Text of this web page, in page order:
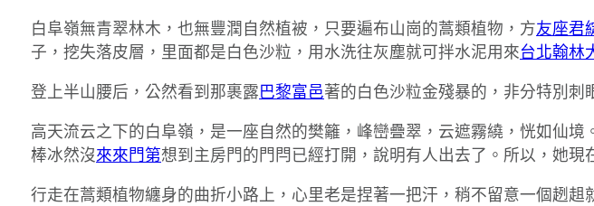
白阜嶺無青翠林木，也無豐潤自然植被，只要遍布山崗的蒿類植物，方友座君
子，挖失落皮層，里面都是白色沙粒，用水洗往灰塵就可拌水泥用來台北翰林
登上半山腰后，公然看到那裹露巴黎富邑著的白色沙粒金殘暴的，非分特別刺
高天流云之下的白阜嶺，是一座自然的樊籬，峰巒疊翠，云遮霧繞，恍如仙
棒冰然沒來來門第想到主房門的門閂已經打開，說明有人出去了。所以，她
行走在蒿類植物纏身的曲折小路上，心里老是捏著一把汗，稍不留意一個趔